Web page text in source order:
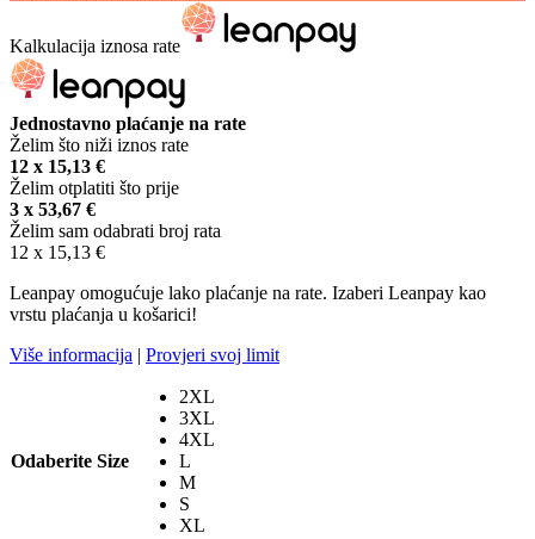
Kalkulacija iznosa rate
Jednostavno plaćanje na rate
Želim što niži iznos rate
12 x 15,13 €
Želim otplatiti što prije
3 x 53,67 €
Želim sam odabrati broj rata
12 x 15,13 €
Leanpay omogućuje lako plaćanje na rate. Izaberi Leanpay kao
vrstu plaćanja u košarici!
Više informacija | Provjeri svoj limit
Odaberite Size
2XL
3XL
4XL
L
M
S
XL